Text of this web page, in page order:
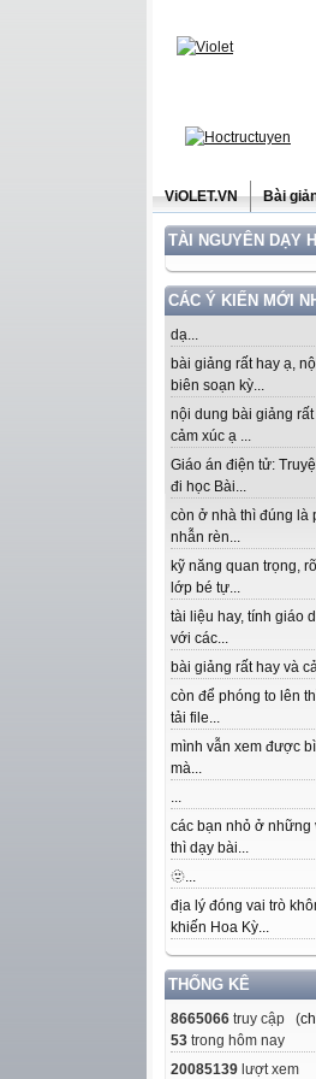
ViOLET.VN Bài
TÀI NGUYÊN DẠY
CÁC Ý KIẾN MỚI
dạ...
bài giảng rất hay ạ,
biên soạn kỳ...
nội dung bài giảng
cảm xúc ạ ...
Giáo án điện tử:
đi học Bài...
còn ở nhà thì đúng là
nhẫn rèn...
kỹ năng quan trọng,
lớp bé tự...
tài liệu hay, tính giáo
với các...
bài giảng rất hay và
còn để phóng to lên
tải file...
mình vẫn xem được
mà...
...
các bạn nhỏ ở những
thì dạy bài...
🫥...
địa lý đóng vai trò
khiến Hoa Kỳ...
THỐNG KÊ
8665066 truy cập (
53 trong hôm nay
20085139 lượt xem